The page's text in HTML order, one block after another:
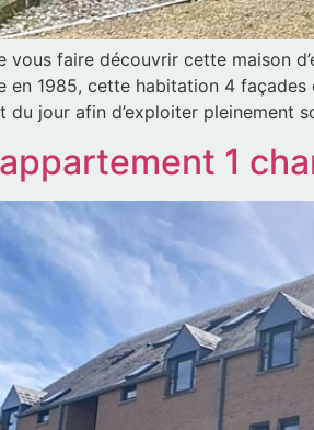
vous faire découvrir cette maison
en 1985, cette habitation 4
du jour afin d’exploiter pleinement
1